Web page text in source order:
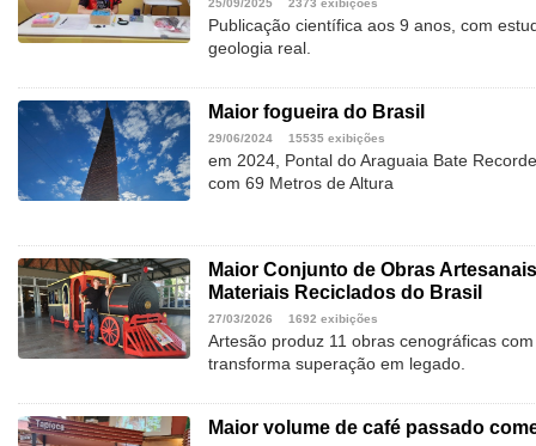
25/09/2025 2373 exibições
Publicação científica aos 9 anos, com
geologia real.
Maior fogueira do Brasil
29/06/2024 15535 exibições
em 2024, Pontal do Araguaia Bate
com 69 Metros de Altura
Maior Conjunto de Obras
Materiais Reciclados do Brasil
27/03/2026 1692 exibições
Artesão produz 11 obras cenográficas
transforma superação em legado.
Maior volume de café passado